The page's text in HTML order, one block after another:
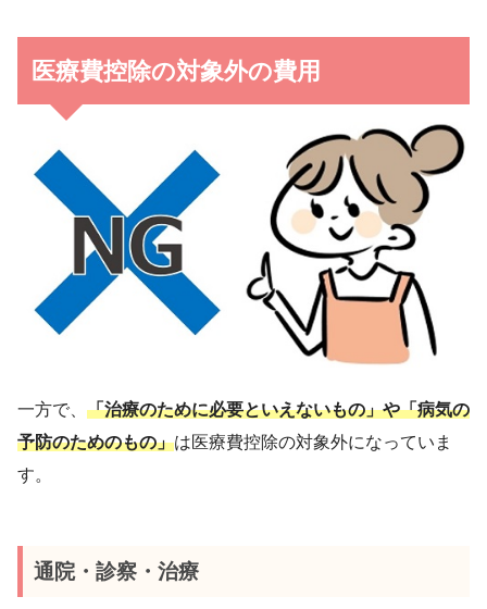
医療費控除の対象外の費用
一方で、 「治療のために必要といえないもの」や「病気の
予防のためのもの」は医療費控除の対象外になっていま
す。
通院・診察・治療